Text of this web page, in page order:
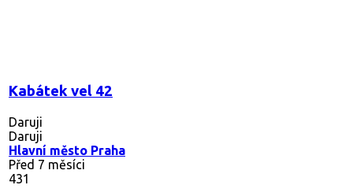
Kabátek vel 42
Daruji
Daruji
Hlavní město Praha
Před 7 měsíci
431